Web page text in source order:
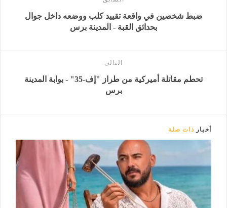
ضبط شخصين في واقعة تقييد كلب ووضعه داخل جوال
بحدائق القبة - المدينة برس
التالى
تحطم مقاتلة أميركية من طراز "إف-35" - بوابة المدينة
برس
أخبار ذات صلة